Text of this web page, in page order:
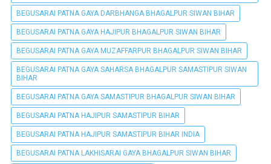
BEGUSARAI PATNA GAYA DARBHANGA BHAGALPUR SIWAN BIHAR
BEGUSARAI PATNA GAYA HAJIPUR BHAGALPUR SIWAN BIHAR
BEGUSARAI PATNA GAYA MUZAFFARPUR BHAGALPUR SIWAN BIHAR
BEGUSARAI PATNA GAYA SAHARSA BHAGALPUR SAMASTIPUR SIWAN
BIHAR
BEGUSARAI PATNA GAYA SAMASTIPUR BHAGALPUR SIWAN BIHAR
BEGUSARAI PATNA HAJIPUR SAMASTIPUR BIHAR
BEGUSARAI PATNA HAJIPUR SAMASTIPUR BIHAR INDIA
BEGUSARAI PATNA LAKHISARAI GAYA BHAGALPUR SIWAN BIHAR